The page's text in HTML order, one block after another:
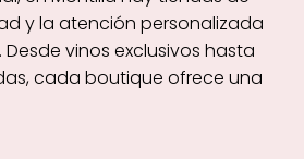
y la atención personalizada
vinos exclusivos hasta
cada boutique ofrece una